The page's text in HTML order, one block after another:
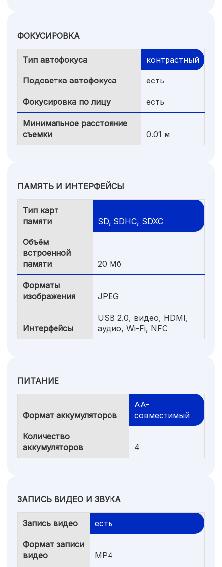
ФОКУСИРОВКА
Тип автофокуса контрастный
Подсветка автофокуса есть
Фокусировка по лицу есть
Минимальное расстояние
съемки
0.01 м
ПАМЯТЬ И ИНТЕРФЕЙСЫ
Тип карт
памяти
SD, SDHC, SDXC
Объём
встроенной
памяти
20 Мб
Форматы
изображения
JPEG
Интерфейсы
USB 2.0, видео, HDMI,
аудио, Wi-Fi, NFC
ПИТАНИЕ
Формат аккумуляторов
AA-
совмеcтимый
Количество
аккумуляторов
4
ЗАПИСЬ ВИДЕО И ЗВУКА
Запись видео есть
Формат записи
видео
MP4